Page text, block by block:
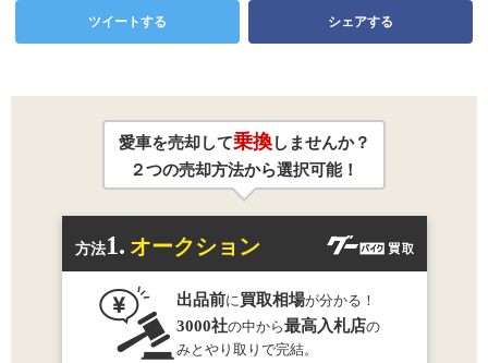
ツイートする シェアする
愛車を売却して乗換しませんか？
２つの売却方法から選択可能！
方法1. オークション
出品前に買取相場が分かる！
3000社の中から最高入札店の
みとやり取りで完結。